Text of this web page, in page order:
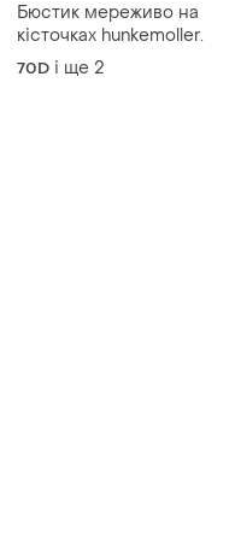
Бюстик мереживо на
кісточках hunkemoller.
70D і ще 2